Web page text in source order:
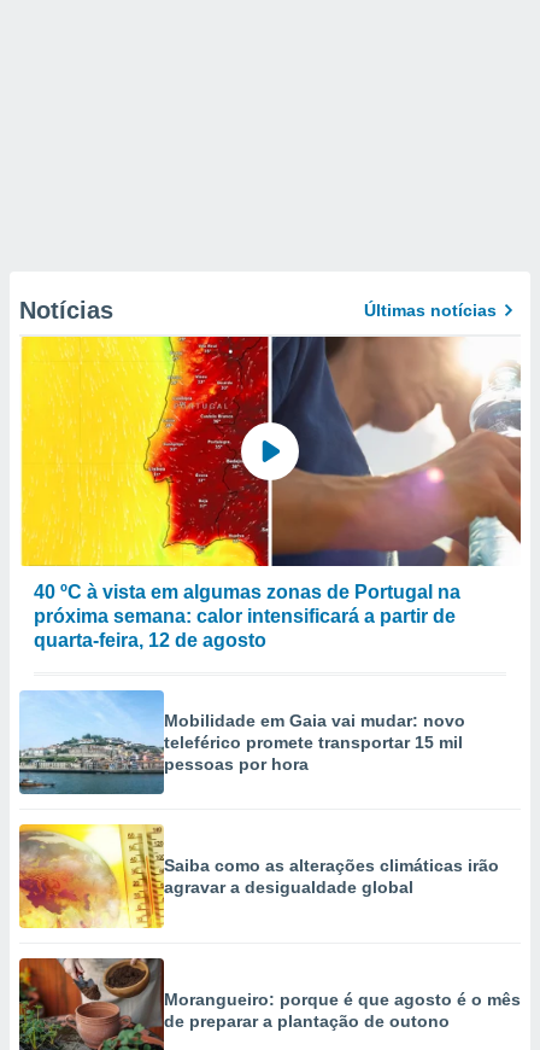
Notícias Últimas notícias
40 ºC à vista em algumas zonas de Portugal na
próxima semana: calor intensificará a partir de
quarta-feira, 12 de agosto
Mobilidade em Gaia vai mudar: novo
teleférico promete transportar 15 mil
pessoas por hora
Saiba como as alterações climáticas irão
agravar a desigualdade global
Morangueiro: porque é que agosto é o mês
de preparar a plantação de outono